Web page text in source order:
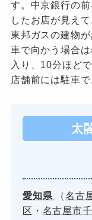
す。中京銀行の
したお店が見え
東邦ガスの建物が
車で向かう場合
入り、10分ほど
店舗前には駐車
太
愛知県 （名古
区 ・ 名古屋市